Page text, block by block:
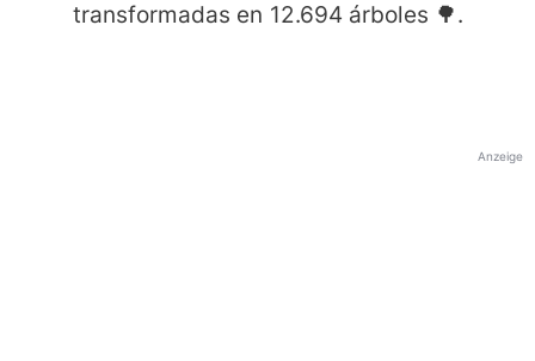
transformadas en 12.694 árboles 🌳.
Anzeige